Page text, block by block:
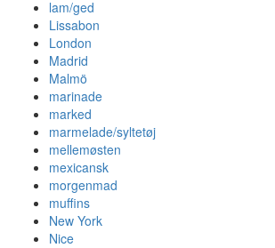
lam/ged
Lissabon
London
Madrid
Malmö
marinade
marked
marmelade/syltetøj
mellemøsten
mexicansk
morgenmad
muffins
New York
Nice